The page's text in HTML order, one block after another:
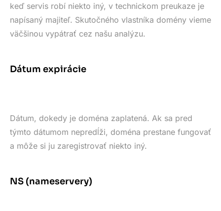
keď servis robí niekto iný, v technickom preukaze je
napísaný majiteľ. Skutočného vlastníka domény vieme
väčšinou vypátrať cez našu analýzu.
Dátum expirácie
Dátum, dokedy je doména zaplatená. Ak sa pred
týmto dátumom nepredĺži, doména prestane fungovať
a môže si ju zaregistrovať niekto iný.
NS (nameservery)